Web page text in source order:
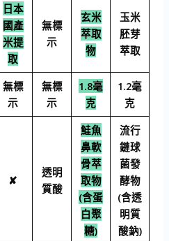
日本
國產
米提
取
無標
示
玄米
萃取
物
玉米
胚芽
萃取
無標
示
無標
示
1.8毫
克
1.2毫
克
✘
透明
質酸
鮭魚
鼻軟
骨萃
取物
(含蛋
白聚
糖)
流行
鏈球
菌發
酵物
(含透
明質
酸鈉)